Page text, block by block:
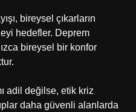
bireysel çıkarların
hedefler. Deprem
bireysel bir konfor
adil değilse, etik kriz
daha güvenli alanlarda